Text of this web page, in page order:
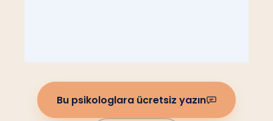
Bu psikologlara ücretsiz yazın